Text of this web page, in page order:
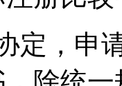
定，申